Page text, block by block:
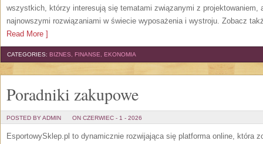
wszystkich, którzy interesują się tematami związanymi z projektowaniem,
najnowszymi rozwiązaniami w świecie wyposażenia i wystroju. Zobacz
Read More ]
CATEGORIES: BIZNES, FINANSE, EKONOMIA
Poradniki zakupowe
POSTED BY ADMIN ON CZERWIEC - 1 - 2026
EsportowySklep.pl to dynamicznie rozwijająca się platforma online, która